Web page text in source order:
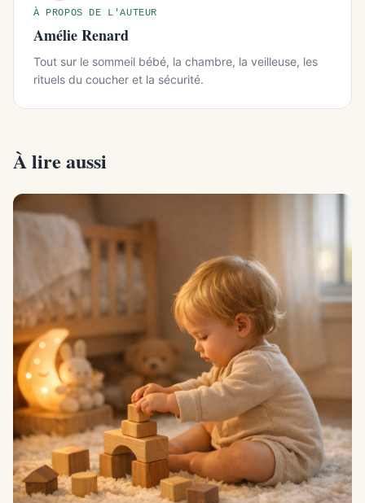
À PROPOS DE L'AUTEUR
Amélie Renard
Tout sur le sommeil bébé, la chambre, la veilleuse, les
rituels du coucher et la sécurité.
À lire aussi